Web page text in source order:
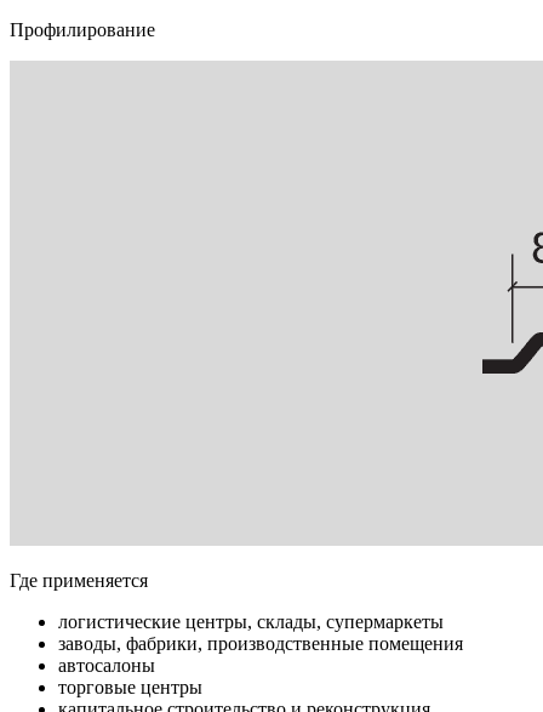
Профилирование
Где применяется
логистические центры, склады, супермаркеты
заводы, фабрики, производственные помещения
автосалоны
торговые центры